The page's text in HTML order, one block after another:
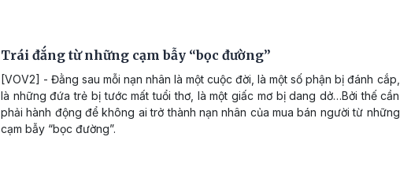
Trái đắng từ những cạm bẫy “bọc đường”
[VOV2] - Đằng sau mỗi nạn nhân là một cuộc đời, là một số phận bị đánh cắp,
là những đứa trẻ bị tước mất tuổi thơ, là một giấc mơ bị dang dở…Bởi thế cần
phải hành động để không ai trở thành nạn nhân của mua bán người từ những
cạm bẫy “bọc đường”.